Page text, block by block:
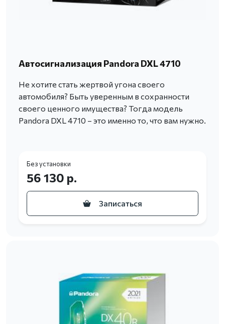
Автосигнализация Pandora DXL 4710
Не хотите стать жертвой угона своего
автомобиля? Быть уверенным в сохранности
своего ценного имущества? Тогда модель
Pandora DXL 4710 – это именно то, что вам нужно.
Без установки
56 130 р.
Записаться